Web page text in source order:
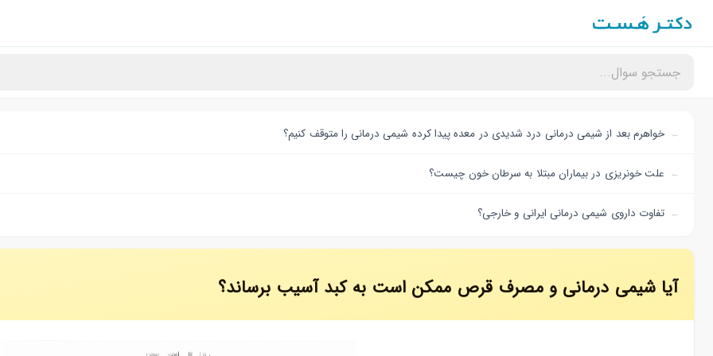
خواهرم بعد از شیمی درمانی درد شدیدی در معده پیدا کرده شیمی درمانی را متوقف کنیم؟
علت خونریزی در بیماران مبتلا به سرطان خون چیست؟
تفاوت داروی شیمی درمانی ایرانی و خارجی؟
آیا شیمی درمانی و مصرف قرص ممکن است به کبد آسیب برساند؟